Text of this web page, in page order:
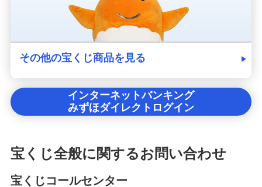
その他の宝くじ商品を見る
インターネットバンキング
みずほダイレクトログイン
宝くじ全般に関するお問い合わせ
宝くじコールセンター